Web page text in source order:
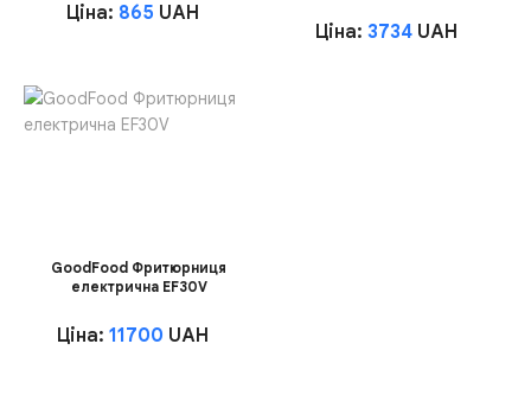
Ціна: 865 UAH
Ціна: 3734 UAH
GoodFood Фритюрниця
електрична EF30V
Ціна: 11700 UAH